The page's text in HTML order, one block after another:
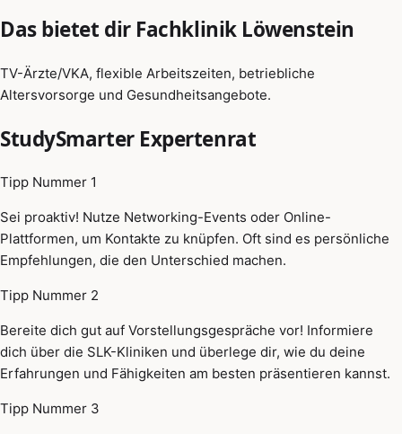
Das bietet dir Fachklinik Löwenstein
TV-Ärzte/VKA, flexible Arbeitszeiten, betriebliche
Altersvorsorge und Gesundheitsangebote.
StudySmarter Expertenrat
Tipp Nummer 1
Sei proaktiv! Nutze Networking-Events oder Online-
Plattformen, um Kontakte zu knüpfen. Oft sind es persönliche
Empfehlungen, die den Unterschied machen.
Tipp Nummer 2
Bereite dich gut auf Vorstellungsgespräche vor! Informiere
dich über die SLK-Kliniken und überlege dir, wie du deine
Erfahrungen und Fähigkeiten am besten präsentieren kannst.
Tipp Nummer 3